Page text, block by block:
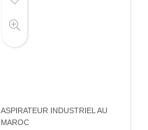
ASPIRATEUR INDUSTRIEL AU
MAROC